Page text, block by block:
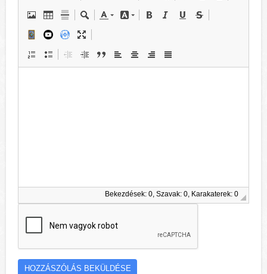
Bekezdések: 0, Szavak: 0, Karakaterek: 0